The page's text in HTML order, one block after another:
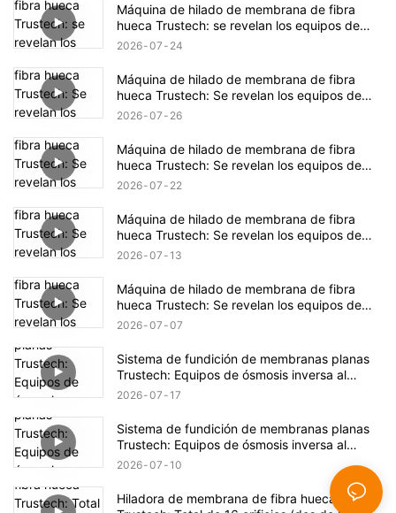
Máquina de hilado de membrana de fibra
hueca Trustech: se revelan los equipos de
hilado TIPS (16)
2026 07 24
Máquina de hilado de membrana de fibra
hueca Trustech: Se revelan los equipos de
hilado de NIPS (18)
2026 07 26
Máquina de hilado de membrana de fibra
hueca Trustech: Se revelan los equipos de
hilado de NIPS (17)
2026 07 22
Máquina de hilado de membrana de fibra
hueca Trustech: Se revelan los equipos de
hilado de NIPS (16)
2026 07 13
Máquina de hilado de membrana de fibra
hueca Trustech: Se revelan los equipos de
hilado de NIPS (15)
2026 07 07
Sistema de fundición de membranas planas
Trustech: Equipos de ósmosis inversa al
descubierto (XIV)
2026 07 17
Sistema de fundición de membranas planas
Trustech: Equipos de ósmosis inversa al
descubierto (XIII)
2026 07 10
Hiladora de membrana de fibra hueca